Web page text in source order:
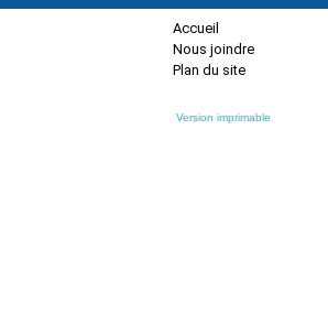
Accueil
Nous joindre
Plan du site
Version imprimable